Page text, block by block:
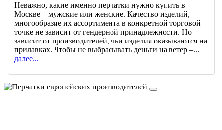
Неважно, какие именно перчатки нужно купить в
Москве – мужские или женские. Качество изделий,
многообразие их ассортимента в конкретной торговой
точке не зависит от гендерной принадлежности. Но
зависит от производителей, чьи изделия оказываются на
прилавках. Чтобы не выбрасывать деньги на ветер –...
далее...